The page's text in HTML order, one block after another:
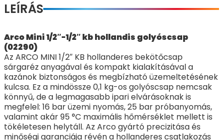
LEÍRÁS
Arco Mini 1/2″-1/2″ kb hollandis golyóscsap
(02290)
Az ARCO MINI 1/2″ KB hollanderes bekötőcsap
sárgaréz anyagával és kompakt kialakításával a
kazánok biztonságos és megbízható üzemeltetésének
kulcsa. Ez a mindössze 0,1 kg-os golyóscsap nemcsak
könnyű, de a legmagasabb ipari elvárásoknak is
megfelel: 16 bar üzemi nyomás, 25 bar próbanyomás,
valamint akár 95 °C maximális hőmérséklet mellett is
tökéletesen helytáll. Az Arco gyártó precizitása és
minőségi garanciája révén a hollanderes csatlakozás